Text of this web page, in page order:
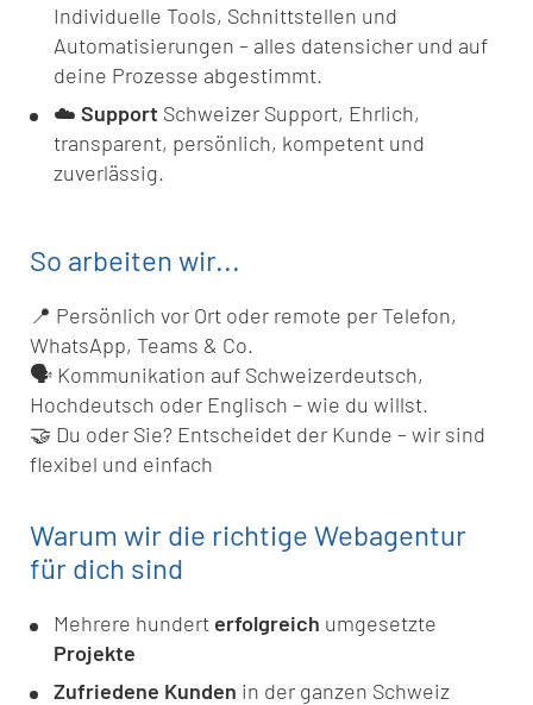
Individuelle Tools, Schnittstellen und
Automatisierungen – alles datensicher und auf
deine Prozesse abgestimmt.
☁️ Support Schweizer Support, Ehrlich,
transparent, persönlich, kompetent und
zuverlässig.
So arbeiten wir...
📍 Persönlich vor Ort oder remote per Telefon,
WhatsApp, Teams & Co.
🗣️ Kommunikation auf Schweizerdeutsch,
Hochdeutsch oder Englisch – wie du willst.
🤝 Du oder Sie? Entscheidet der Kunde – wir sind
flexibel und einfach
Warum wir die richtige Webagentur
für dich sind
Mehrere hundert erfolgreich umgesetzte
Projekte
Zufriedene Kunden in der ganzen Schweiz